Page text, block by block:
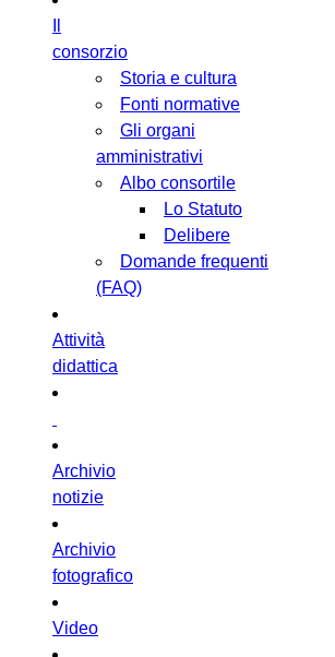
consorzio
Storia e cultura
Fonti normative
Gli organi
amministrativi
Albo consortile
Lo Statuto
Delibere
Domande frequenti
(FAQ)
Attività
didattica
Archivio
notizie
Archivio
fotografico
Video